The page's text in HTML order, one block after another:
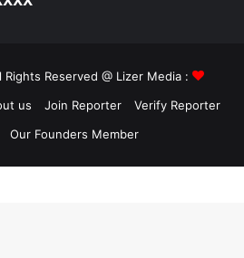
Reserved @ Lizer Media :
us Join Reporter
Verify Reporter
Our Founders Member